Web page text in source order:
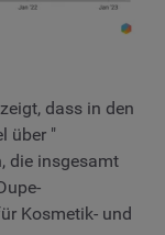
zeigt, dass in den
über "
die insgesamt
Kosmetik- und